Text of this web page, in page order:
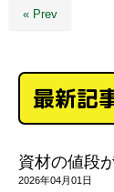
« Prev
最新記
資材の値段
2026年04月01日